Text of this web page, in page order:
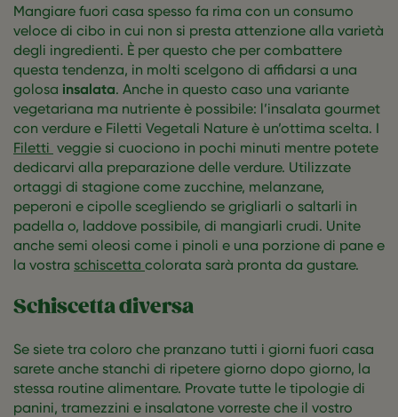
Mangiare fuori casa spesso fa rima con un consumo
veloce di cibo in cui non si presta attenzione alla varietà
degli ingredienti. È per questo che per combattere
questa tendenza, in molti scelgono di affidarsi a una
golosa insalata. Anche in questo caso una variante
vegetariana ma nutriente è possibile: l’insalata gourmet
con verdure e Filetti Vegetali Nature è un’ottima scelta. I
Filetti veggie si cuociono in pochi minuti mentre potete
dedicarvi alla preparazione delle verdure. Utilizzate
ortaggi di stagione come zucchine, melanzane,
peperoni e cipolle scegliendo se grigliarli o saltarli in
padella o, laddove possibile, di mangiarli crudi. Unite
anche semi oleosi come i pinoli e una porzione di pane e
la vostra schiscetta colorata sarà pronta da gustare.
Schiscetta diversa
Se siete tra coloro che pranzano tutti i giorni fuori casa
sarete anche stanchi di ripetere giorno dopo giorno, la
stessa routine alimentare. Provate tutte le tipologie di
panini, tramezzini e insalatone vorreste che il vostro